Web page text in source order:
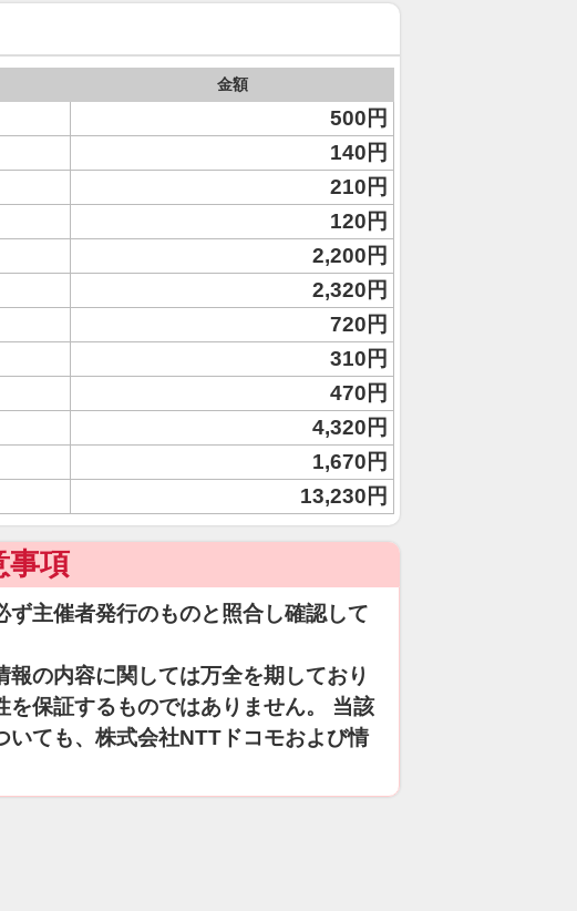
金額
500円
140円
210円
120円
2,200円
2,320円
720円
310円
470円
4,320円
1,670円
13,230円
事項
主催者発行のものと照合し確認して
の内容に関しては万全を期しており
を保証するものではありません。 当該
ても、株式会社NTTドコモおよび情